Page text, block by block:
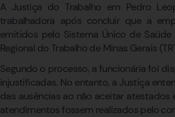
A Justiça do Trabalho em Pedro
trabalhadora após concluir que a
emitidos pelo Sistema Único de
Regional do Trabalho de Minas Gerais
Segundo o processo, a funcionária foi
injustificadas. No entanto, a Justiça
das ausências ao não aceitar
atendimentos fossem realizados pelo